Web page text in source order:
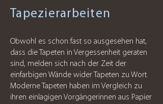
Tapezierarbeiten
Obwohl es schon fast so ausgesehen hat,
dass die Tapeten in Vergessenheit geraten
sind, melden sich nach der Zeit der
einfarbigen Wände wider Tapeten zu Wort.
Moderne Tapeten haben im Vergleich zu
ihren einlagigen Vorgängerinnen aus Papier